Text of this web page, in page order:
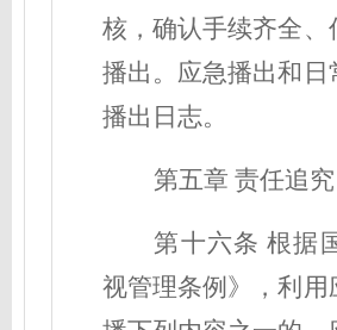
核，确认手续齐全、
播出。应急播出和日
播出日志。
第五章 责任追究
第十六条根据
视管理条例》，利用